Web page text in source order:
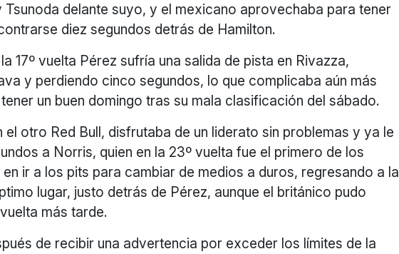
Tsunoda delante suyo, y el mexicano aprovechaba para tener
diez segundos detrás de Hamilton.
17º vuelta Pérez sufría una salida de pista en Rivazza,
y perdiendo cinco segundos, lo que complicaba aún más
un buen domingo tras su mala clasificación del sábado.
el otro Red Bull, disfrutaba de un liderato sin problemas y ya le
a Norris, quien en la 23º vuelta fue el primero de los
ir a los pits para cambiar de medios a duros, regresando a la
lugar, justo detrás de Pérez, aunque el británico pudo
más tarde.
de recibir una advertencia por exceder los límites de la